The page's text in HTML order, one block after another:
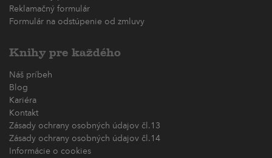
Reklamačný formulár
Formulár na odstúpenie od zmluvy
Knihy pre každého
Náš príbeh
Blog
Kariéra
Kontakt
Zásady ochrany osobných údajov čl.13
Zásady ochrany osobných údajov čl.14
Informácie o cookies